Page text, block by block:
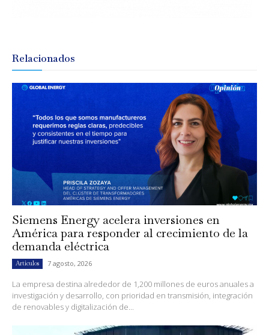
Relacionados
Siemens Energy acelera inversiones en
América para responder al crecimiento de la
demanda eléctrica
Artículos 7 agosto, 2026
La empresa destina alrededor de 1,200 millones de euros anuales a
investigación y desarrollo, con prioridad en transmisión, integración
de renovables y digitalización de...